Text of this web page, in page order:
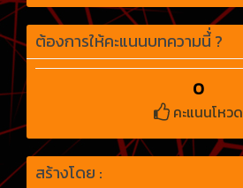
ต้องการให้คะแนนบทความนี้่ ?
0
คะแนนโหวด
สร้างโดย :